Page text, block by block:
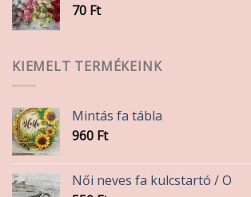
70 Ft
KIEMELT TERMÉKEINK
Mintás fa tábla
960 Ft
Női neves fa kulcstartó / O